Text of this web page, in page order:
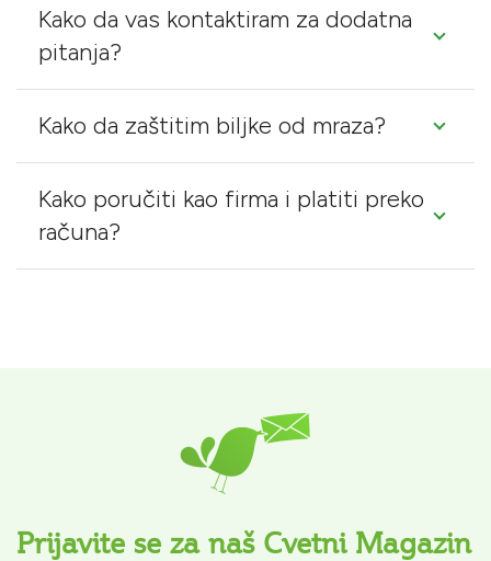
Kako da vas kontaktiram za dodatna
pitanja?
Kako da zaštitim biljke od mraza?
Kako poručiti kao firma i platiti preko
računa?
Prijavite se za naš Cvetni Magazin